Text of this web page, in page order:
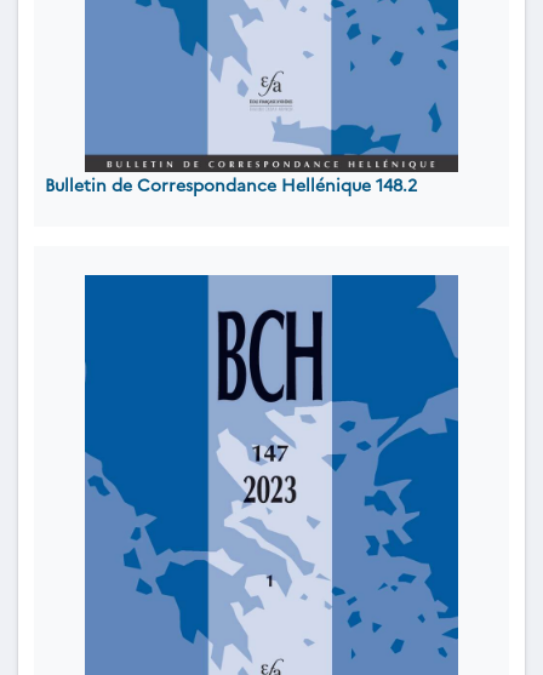
Bulletin de Correspondance Hellénique 148.2